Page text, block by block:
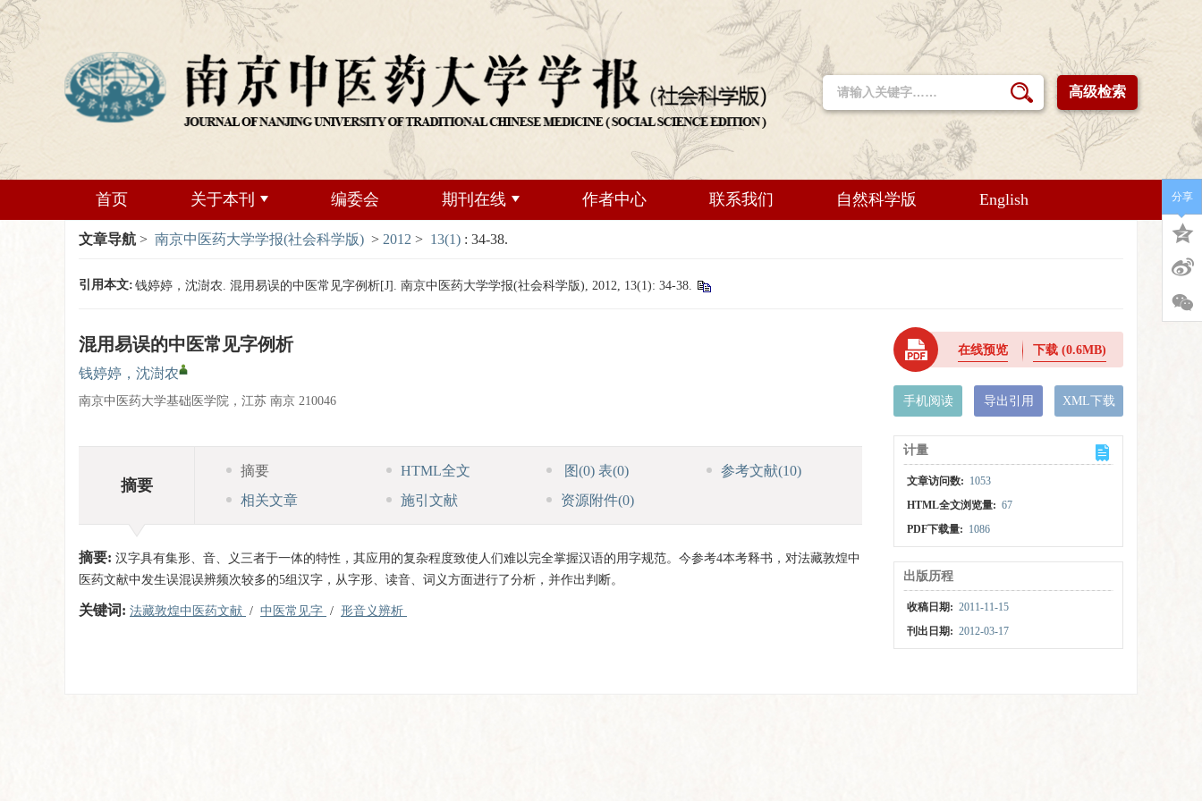
高级检索
首页 关于本刊 编委会 期刊在线 作者中心 联系我们 自然科学版 English
文章导航 > 南京中医药大学学报(社会科学版) > 2012 > 13(1) : 34-38.
引用本文: 钱婷婷，沈澍农. 混用易误的中医常见字例析[J]. 南京中医药大学学报(社会科学版), 2012, 13(1): 34-38.
混用易误的中医常见字例析
钱婷婷，沈澍农
南京中医药大学基础医学院，江苏 南京 210046
摘要
摘要 HTML全文 图(0) 表(0) 参考文献(10)
相关文章
施引文献 资源附件(0)
摘要: 汉字具有集形、音、义三者于一体的特性，其应用的复杂程度致使人们难以完全掌握汉语的用字规范。今参考4本考释书，对法藏敦煌中
医药文献中发生误混误辨频次较多的5组汉字，从字形、读音、词义方面进行了分析，并作出判断。
关键词: 法藏敦煌中医药文献 / 中医常见字 / 形音义辨析
在线预览 下载(0.6MB)
手机阅读 导出引用 XML下载
计量
文章访问数: 1053
HTML全文浏览量: 67
PDF下载量: 1086
出版历程
收稿日期: 2011-11-15
刊出日期: 2012-03-17
分享